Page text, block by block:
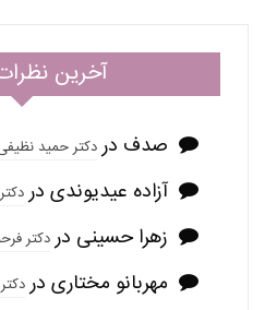
آخرین
صدف دردکتر حمید
آزاده عیدیوندی در
زهرا حسینی دردکتر
مهربانو مختاری در